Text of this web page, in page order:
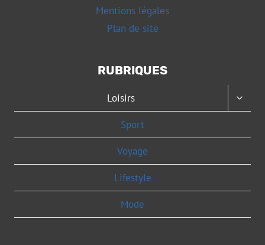
Mentions légales
Plan de site
RUBRIQUES
Loisirs
Sport
Voyage
Lifestyle
Mode